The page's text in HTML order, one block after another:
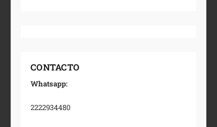
CONTACTO
Whatsapp:
2222934480